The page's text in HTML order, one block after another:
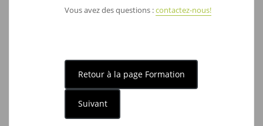
Vous avez des questions :contactez-nous!
Retour à la page Formation
Suivant